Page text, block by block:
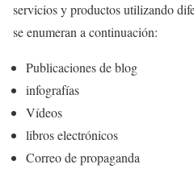
servicios y productos utilizando
se enumeran a continuación:
Publicaciones de blog
infografías
Vídeos
libros electrónicos
Correo de propaganda